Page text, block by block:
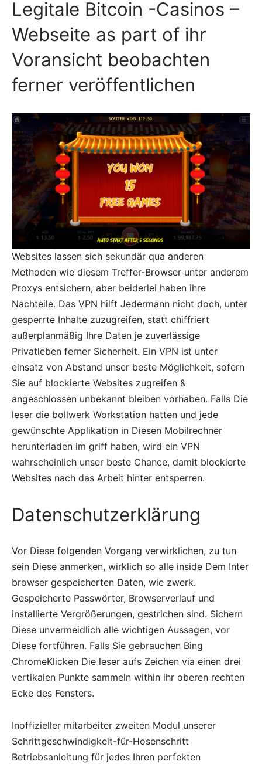
Legitale Bitcoin -Casinos –
Webseite as part of ihr
Voransicht beobachten
ferner veröffentlichen
Websites lassen sich sekundär qua anderen
Methoden wie diesem Treffer-Browser unter anderem
Proxys entsichern, aber beiderlei haben ihre
Nachteile. Das VPN hilft Jedermann nicht doch, unter
gesperrte Inhalte zuzugreifen, statt chiffriert
außerplanmäßig Ihre Daten je zuverlässige
Privatleben ferner Sicherheit. Ein VPN ist unter
einsatz von Abstand unser beste Möglichkeit, sofern
Sie auf blockierte Websites zugreifen &
angeschlossen unbekannt bleiben vorhaben. Falls Die
leser die bollwerk Workstation hatten und jede
gewünschte Applikation in Diesen Mobilrechner
herunterladen im griff haben, wird ein VPN
wahrscheinlich unser beste Chance, damit blockierte
Websites nach das Arbeit hinter entsperren.
Datenschutzerklärung
Vor Diese folgenden Vorgang verwirklichen, zu tun
sein Diese anmerken, wirklich so alle inside Dem Inter
browser gespeicherten Daten, wie zwerk.
Gespeicherte Passwörter, Browserverlauf und
installierte Vergrößerungen, gestrichen sind. Sichern
Diese unvermeidlich alle wichtigen Aussagen, vor
Diese fortführen. Falls Sie gebrauchen Bing
ChromeKlicken Die leser aufs Zeichen via einen drei
vertikalen Punkte sammeln within ihr oberen rechten
Ecke des Fensters.
Inoffizieller mitarbeiter zweiten Modul unserer
Schrittgeschwindigkeit-für-Hosenschritt
Betriebsanleitung für jedes Ihren perfekten